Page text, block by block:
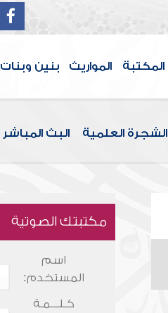
المكتبة المواريث بنين وبنات
الشجرة العلمية البث المباشر
مكتبتك الصوتية
اسم
المستخدم:
كـلـــمـة